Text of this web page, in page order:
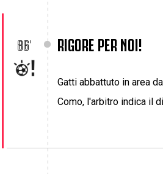
86' RIGORE PER NOI!
Gatti abbattuto in area
Como, l'arbitro indica il